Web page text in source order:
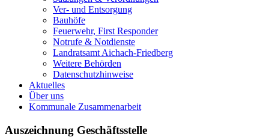
Ver- und Entsorgung
Bauhöfe
Feuerwehr, First Responder
Notrufe & Notdienste
Landratsamt Aichach-Friedberg
Weitere Behörden
Datenschutzhinweise
Aktuelles
Über uns
Kommunale Zusammenarbeit
Auszeichnung Geschäftsstelle